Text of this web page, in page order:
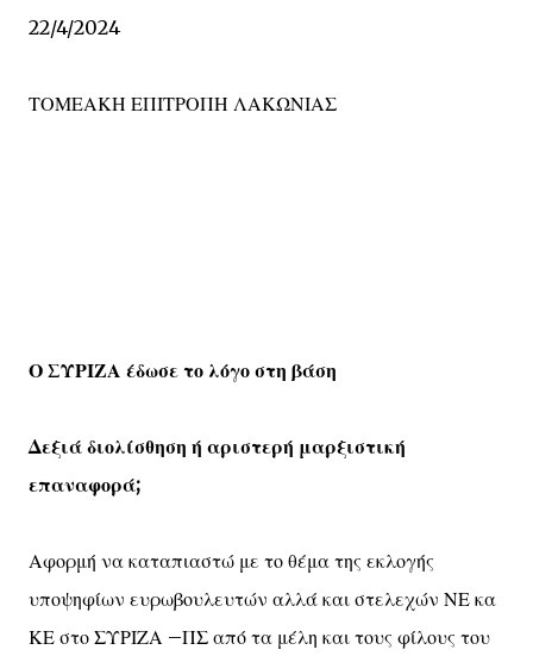
22/4/2024
ΤΟΜΕΑΚΗ ΕΠΙΤΡΟΠΗ ΛΑΚΩΝΙΑΣ
Ο ΣΥΡΙΖΑ έδωσε το λόγο στη βάση
Δεξιά διολίσθηση ή αριστερή μαρξιστική
επαναφορά;
Αφορμή να καταπιαστώ με το θέμα της εκλογής
υποψηφίων ευρωβουλευτών αλλά και στελεχών ΝΕ κα
ΚΕ στο ΣΥΡΙΖΑ –ΠΣ από τα μέλη και τους φίλους του